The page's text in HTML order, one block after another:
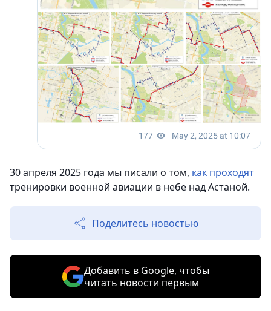
30 апреля 2025 года мы писали о том, как проходят
тренировки военной авиации в небе над Астаной.
Поделитесь новостью
Добавить в Google, чтобы
читать новости первым